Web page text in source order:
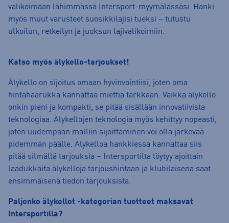
valikoimaan lähimmässä Intersport-myymälässäsi. Hanki
myös muut varusteet suosikkilajisi tueksi – tutustu
ulkoilun, retkeilyn ja juoksun lajivalikoimiin.
Katso myös älykello-tarjoukset!
Älykello on sijoitus omaan hyvinvointiisi, joten oma
hintahaarukka kannattaa miettiä tarkkaan. Vaikka älykello
onkin pieni ja kompakti, se pitää sisällään innovatiivista
teknologiaa. Älykellojen teknologia myös kehittyy nopeasti,
joten uudempaan malliin sijoittaminen voi olla järkevää
pidemmän päälle. Älykelloa hankkiessa kannattaa siis
pitää silmällä tarjouksia – Intersportilta löytyy ajoittain
laadukkaita älykelloja tarjoushintaan ja klubilaisena saat
ensimmäisenä tiedon tarjouksista.
Paljonko älykellot -kategorian tuotteet maksavat
Intersportilla?